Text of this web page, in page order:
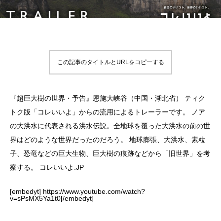
この記事のタイトルとURLをコピーする
『超巨大樹の世界・予告』恩施大峡谷（中国・湖北省） ティク
トク版「コレいいよ」からの流用によるトレーラーです。 ノア
の大洪水に代表される洪水伝説。全地球を覆った大洪水の前の世
界はどのような世界だったのだろう。 地球膨張、大洪水、素粒
子、恐竜などの巨大生物、巨大樹の痕跡などから「旧世界」を考
察する。 コレいいよ.JP
[embedyt] https://www.youtube.com/watch?
v=sPsMX5Ya1t0[/embedyt]